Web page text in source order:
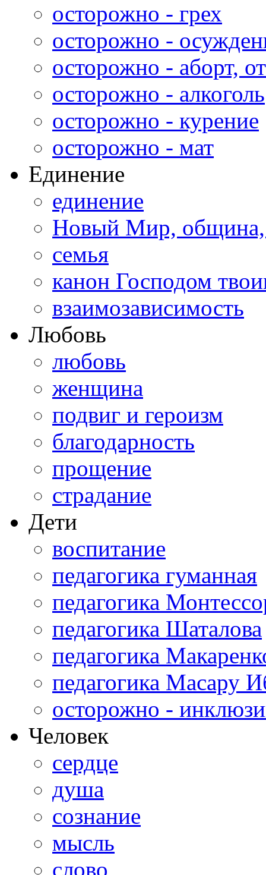
осторожно - грех
осторожно -
осторожно - аборт,
осторожно - алкоголь
осторожно - курение
осторожно - мат
Единение
единение
Новый Мир,
семья
канон Господом
взаимозависимость
Любовь
любовь
женщина
подвиг и героизм
благодарность
прощение
страдание
Дети
воспитание
педагогика гуманная
педагогика
педагогика Шаталова
педагогика
педагогика Масару
осторожно -
Человек
сердце
душа
сознание
мысль
слово